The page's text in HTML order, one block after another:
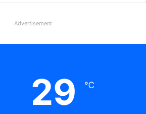
Advertisement
29 ℃